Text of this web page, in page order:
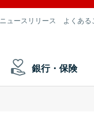
ニュースリリース よくあ
銀行・保険